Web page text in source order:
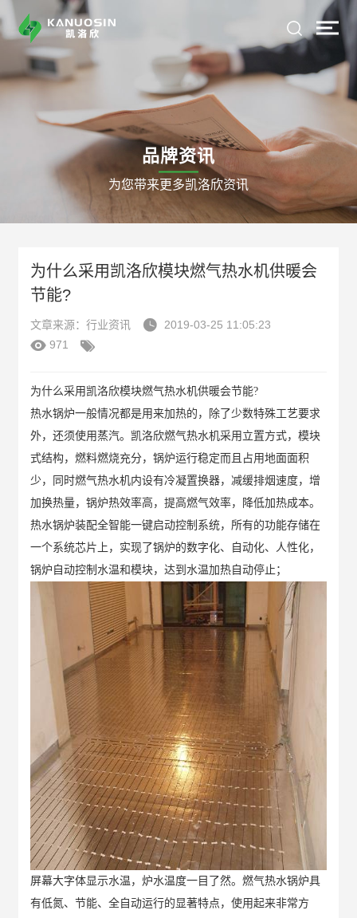
品牌资讯
为您带来更多凯洛欣资讯
为什么采用凯洛欣模块燃气热水机供暖会
节能?
文章来源：行业资讯  2019-03-25 11:05:23
 971 
为什么采用凯洛欣模块燃气热水机供暖会节能?
热水锅炉一般情况都是用来加热的，除了少数特殊工艺要求
外，还须使用蒸汽。凯洛欣燃气热水机采用立置方式，模块
式结构，燃料燃烧充分，锅炉运行稳定而且占用地面面积
少，同时燃气热水机内设有冷凝置换器，减缓排烟速度，增
加换热量，锅炉热效率高，提高燃气效率，降低加热成本。
热水锅炉装配全智能一键启动控制系统，所有的功能存储在
一个系统芯片上，实现了锅炉的数字化、自动化、人性化，
锅炉自动控制水温和模块，达到水温加热自动停止；
屏幕大字体显示水温，炉水温度一目了然。燃气热水锅炉具
有低氮、节能、全自动运行的显著特点，使用起来非常方